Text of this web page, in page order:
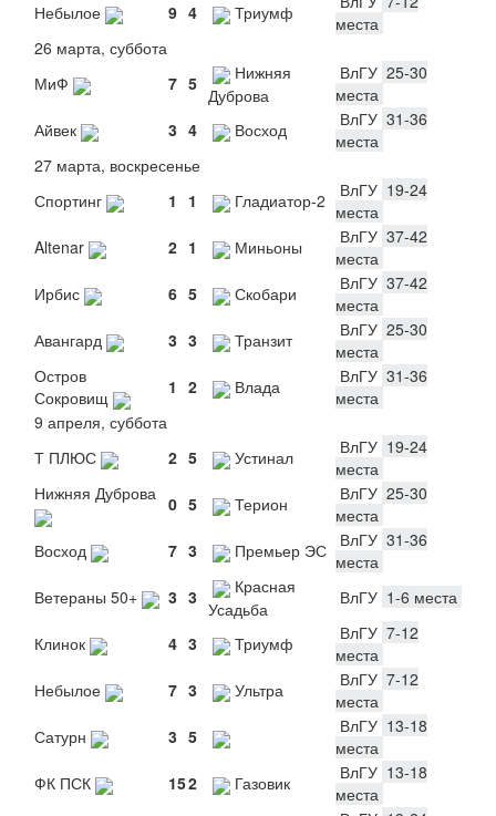
Небылое 9 4 Триумф
места
26 марта, суббота
МиФ
7 5
Нижняя
Дуброва
ВлГУ 25-30
места
Айвек
3 4 Восход ВлГУ 31-36
места
27 марта, воскресенье
Спортинг
1 1 Гладиатор-2 ВлГУ 19-24
места
Altenar
2 1 Миньоны ВлГУ 37-42
места
Ирбис
6 5 Скобари ВлГУ 37-42
места
Авангард
3 3 Транзит ВлГУ 25-30
места
Остров
Сокровищ
1 2 Влада ВлГУ 31-36
места
9 апреля, суббота
Т ПЛЮС
2 5 Устинал ВлГУ 19-24
места
Нижняя Дуброва 0 5 Терион ВлГУ 25-30
места
Восход
7 3 Премьер ЭС ВлГУ 31-36
места
Ветераны 50+
3 3
Красная
Усадьба
ВлГУ 1-6 места
Клинок 4 3 Триумф ВлГУ 7-12
места
Небылое
7 3 Ультра ВлГУ 7-12
места
Сатурн
3 5 ВлГУ 13-18
места
ФК ПСК
152 Газовик ВлГУ 13-18
места